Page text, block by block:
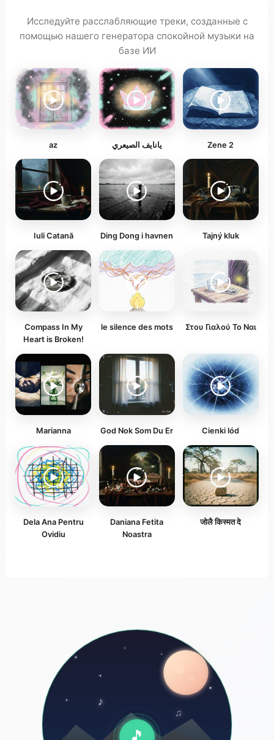
Исследуйте расслабляющие треки, созданные с
помощью нашего генератора спокойной музыки на
базе ИИ
az يانايف الصيعري Zene 2
Iuli Catană Ding Dong i havnen Tajný kluk
Compass In My
Heart is Broken!
le silence des mots Στου Γιαλού Το Ναι
Marianna God Nok Som Du Er Cienki lód
Dela Ana Pentru
Ovidiu
Daniana Fetita
Noastra
जोलै किस्मत दे
🎵
♪
♫